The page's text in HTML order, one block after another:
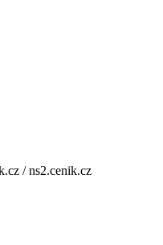
/ ns2.cenik.cz